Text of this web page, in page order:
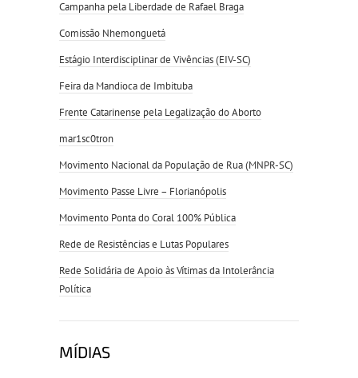
Campanha pela Liberdade de Rafael Braga
Comissão Nhemonguetá
Estágio Interdisciplinar de Vivências (EIV-SC)
Feira da Mandioca de Imbituba
Frente Catarinense pela Legalização do Aborto
mar1sc0tron
Movimento Nacional da População de Rua (MNPR-SC)
Movimento Passe Livre – Florianópolis
Movimento Ponta do Coral 100% Pública
Rede de Resistências e Lutas Populares
Rede Solidária de Apoio às Vítimas da Intolerância
Política
MÍDIAS